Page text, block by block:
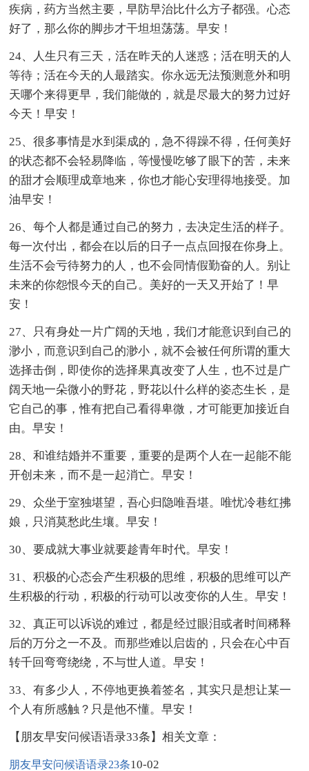
疾病，药方当然主要，早防早治比什么方子都强。心态
好了，那么你的脚步才干坦坦荡荡。早安！
24、人生只有三天，活在昨天的人迷惑；活在明天的人
等待；活在今天的人最踏实。你永远无法预测意外和明
天哪个来得更早，我们能做的，就是尽最大的努力过好
今天！早安！
25、很多事情是水到渠成的，急不得躁不得，任何美好
的状态都不会轻易降临，等慢慢吃够了眼下的苦，未来
的甜才会顺理成章地来，你也才能心安理得地接受。加
油早安！
26、每个人都是通过自己的努力，去决定生活的样子。
每一次付出，都会在以后的日子一点点回报在你身上。
生活不会亏待努力的人，也不会同情假勤奋的人。别让
未来的你怨恨今天的自己。美好的一天又开始了！早
安！
27、只有身处一片广阔的天地，我们才能意识到自己的
渺小，而意识到自己的渺小，就不会被任何所谓的重大
选择击倒，即使你的选择果真改变了人生，也不过是广
阔天地一朵微小的野花，野花以什么样的姿态生长，是
它自己的事，惟有把自己看得卑微，才可能更加接近自
由。早安！
28、和谁结婚并不重要，重要的是两个人在一起能不能
开创未来，而不是一起消亡。早安！
29、众坐于室独堪望，吾心归隐唯吾堪。唯忧冷巷红拂
娘，只消莫愁此生壤。早安！
30、要成就大事业就要趁青年时代。早安！
31、积极的心态会产生积极的思维，积极的思维可以产
生积极的行动，积极的行动可以改变你的人生。早安！
32、真正可以诉说的难过，都是经过眼泪或者时间稀释
后的万分之一不及。而那些难以启齿的，只会在心中百
转千回弯弯绕绕，不与世人道。早安！
33、有多少人，不停地更换着签名，其实只是想让某一
个人有所感触？只是他不懂。早安！
【朋友早安问候语语录33条】相关文章：
朋友早安问候语语录23条10-02